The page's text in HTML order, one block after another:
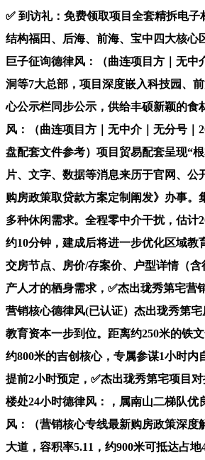
✅ 到访礼：免费领取项目全套精拆电
结构福田、后海、前海、宝中四大核心
巨子征询德律风：（曲连项目方｜无中
洞等7大总部，项目深度嵌入科技园、
心公示栏同步公示，供给丰硕新颖的食
风：（曲连项目方｜无中介｜无分号｜
盘配套文件参考）项目贸易配套呈现“
片、文字、数据等消息来历于官网、
购房政策取贷款方案定制阐发》办事
多种休闲需求。全程零中介干扰，估
约10分钟，建成后将进一步优化区域教
交房节点、房价/存案价、户型详情（
产人才的栖身需求，✅杰出珑秀第宅营
营销核心德律风(已认证）杰出珑秀第
教育资本一步到位。距离约250米的铁
约800米的吉创核心，专属参谋1小时
提前2小时预定，✅杰出珑秀第宅项目
楼处24小时德律风：，属南山二梯队
风：（营销核心专线最新购房政策深
大道，容积率5.11，约900米可抵达占